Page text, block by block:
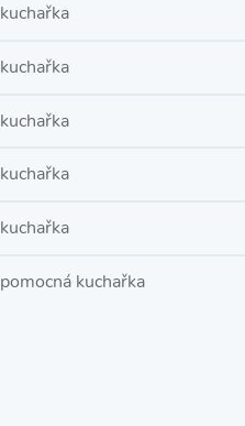
kuchařka
kuchařka
kuchařka
kuchařka
kuchařka
pomocná kuchařka